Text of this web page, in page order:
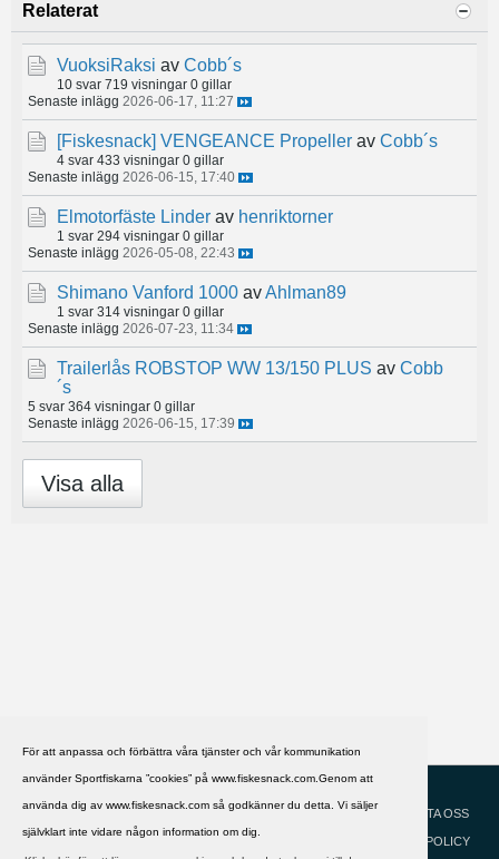
För att anpassa och förbättra våra tjänster och vår kommunikation
använder Sportfiskarna ”cookies” på www.fiskesnack.com.Genom att
använda dig av www.fiskesnack.com så godkänner du detta. Vi säljer
självklart inte vidare någon information om dig.
Relaterat
VuoksiRaksi av Cobb´s
10 svar 719 visningar 0 gillar
Senaste inlägg 2026-06-17, 11:27
[Fiskesnack] VENGEANCE Propeller av Cobb´s
4 svar 433 visningar 0 gillar
Senaste inlägg 2026-06-15, 17:40
Elmotorfäste Linder av henriktorner
1 svar 294 visningar 0 gillar
Senaste inlägg 2026-05-08, 22:43
Shimano Vanford 1000 avAhlman89
1 svar 314 visningar 0 gillar
Senaste inlägg 2026-07-23, 11:34
Trailerlås ROBSTOP WW 13/150 PLUS av Cobb
´s
5 svar 364 visningar 0 gillar
Senaste inlägg 2026-06-15, 17:39
Visa alla
HJÄLP
KONTAKTA OSS
COOKIEPOLICY